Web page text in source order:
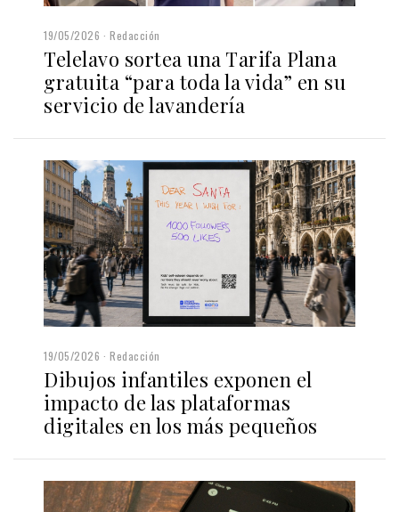
19/05/2026 Redacción
Telelavo sortea una Tarifa Plana
gratuita “para toda la vida” en su
servicio de lavandería
19/05/2026 Redacción
Dibujos infantiles exponen el
impacto de las plataformas
digitales en los más pequeños